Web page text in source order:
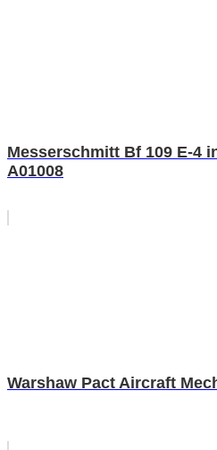
Messerschmitt Bf 109 E-4
A01008
Warshaw Pact Aircraft